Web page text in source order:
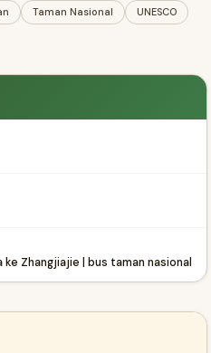
Taman Nasional
UNESCO
Zhangjiajie | bus taman nasional